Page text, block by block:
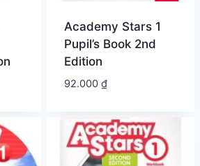
Academy Stars 1
Pupil’s Book 2nd
Edition
92.000 ₫